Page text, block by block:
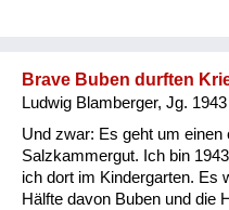
Brave Buben durften
Ludwig Blamberger, Jg. 1943
Und zwar: Es geht um
Salzkammergut. Ich bin
ich dort im Kindergarten. Es
Hälfte davon Buben und die